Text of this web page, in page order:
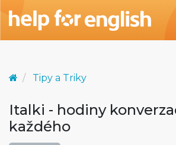
Tipy a Triky
Italki - hodiny
každého